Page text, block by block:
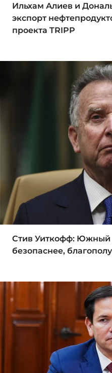
Ильхам Алиев и
экспорт
проекта TRIPP
Стив Уиткофф: Южный
безопаснее,